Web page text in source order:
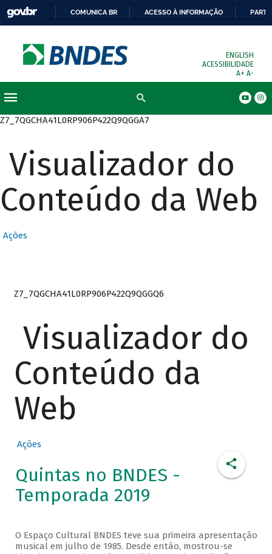
COMUNICA BR ACESSO À INFORMAÇÃO
ENGLISH
ACESSIBILIDADE
A+ A-
Z7_7QGCHA41L0RP906P422Q9QGGA7
Visualizador do
Conteúdo da Web
Ações
Z7_7QGCHA41L0RP906P422Q9QGGQ6
Visualizador do
Conteúdo da
Web
Ações
Quintas no BNDES -
Temporada 2019
O Espaço Cultural BNDES teve sua primeira apresentação
musical em julho de 1985. Desde então, mostrou-se